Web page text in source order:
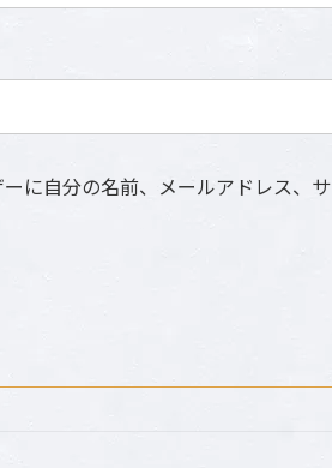
に自分の名前、メールアドレス、サ